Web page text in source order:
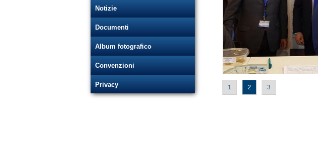
Notizie
Documenti
Album fotografico
Convenzioni
Privacy 1 2 3